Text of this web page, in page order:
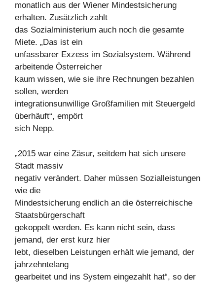
monatlich aus der Wiener Mindestsicherung
erhalten. Zusätzlich zahlt
das Sozialministerium auch noch die gesamte
Miete. „Das ist ein
unfassbarer Exzess im Sozialsystem. Während
arbeitende Österreicher
kaum wissen, wie sie ihre Rechnungen bezahlen
sollen, werden
integrationsunwillige Großfamilien mit Steuergeld
überhäuft“, empört
sich Nepp.
„2015 war eine Zäsur, seitdem hat sich unsere
Stadt massiv
negativ verändert. Daher müssen Sozialleistungen
wie die
Mindestsicherung endlich an die österreichische
Staatsbürgerschaft
gekoppelt werden. Es kann nicht sein, dass
jemand, der erst kurz hier
lebt, dieselben Leistungen erhält wie jemand, der
jahrzehntelang
gearbeitet und ins System eingezahlt hat“, so der